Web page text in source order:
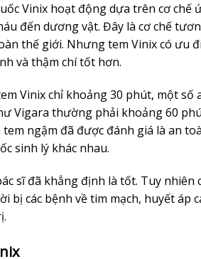
Vinix hoạt động dựa trên cơ chế
đến dương vật. Đây là cơ chế
thế giới. Nhưng tem Vinix có ưu
và thậm chí tốt hơn.
Vinix chỉ khoảng 30 phút, một
Vigara thường phải khoảng 60
ngậm đã được đánh giá là an
sinh lý khác nhau.
sĩ đã khẳng định là tốt. Tuy
bị các bệnh về tim mạch, huyết áp